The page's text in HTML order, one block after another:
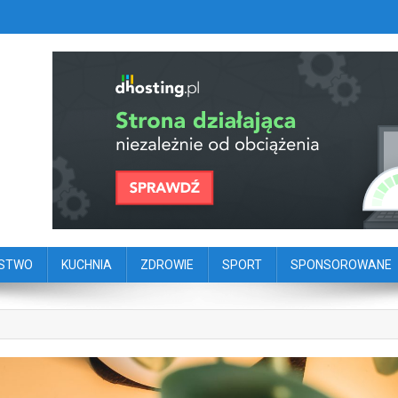
portal dziennikarstwa
KUCHNIA ZDROWIE SPORT SPONSOROWANE